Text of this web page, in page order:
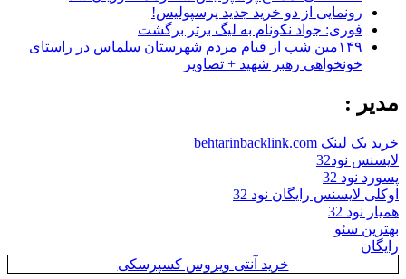
رونمایی از دو خرید جدید پرسپولیس!
فوری: جواد نکونام به لیگ برتر برگشت
۱۴۹مین شب از قیام مردم شهرستان سلماس در راستای
خونخواهی رهبر شهید + تصاویر
مدیر :
خرید بک لینک behtarinbacklink.com
لایسنس نود32
پسورد نود 32
اوکلی لایسنس رایگان نود 32
همیار نود 32
بهترین سئو
رایگان
خرید آنتی ویروس کسپرسکی